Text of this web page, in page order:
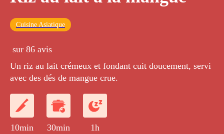
Cuisine Asiatique
sur 86 avis
Un riz au lait crémeux et fondant cuit doucement, servi
avec des dés de mangue crue.
10min 30min 1h